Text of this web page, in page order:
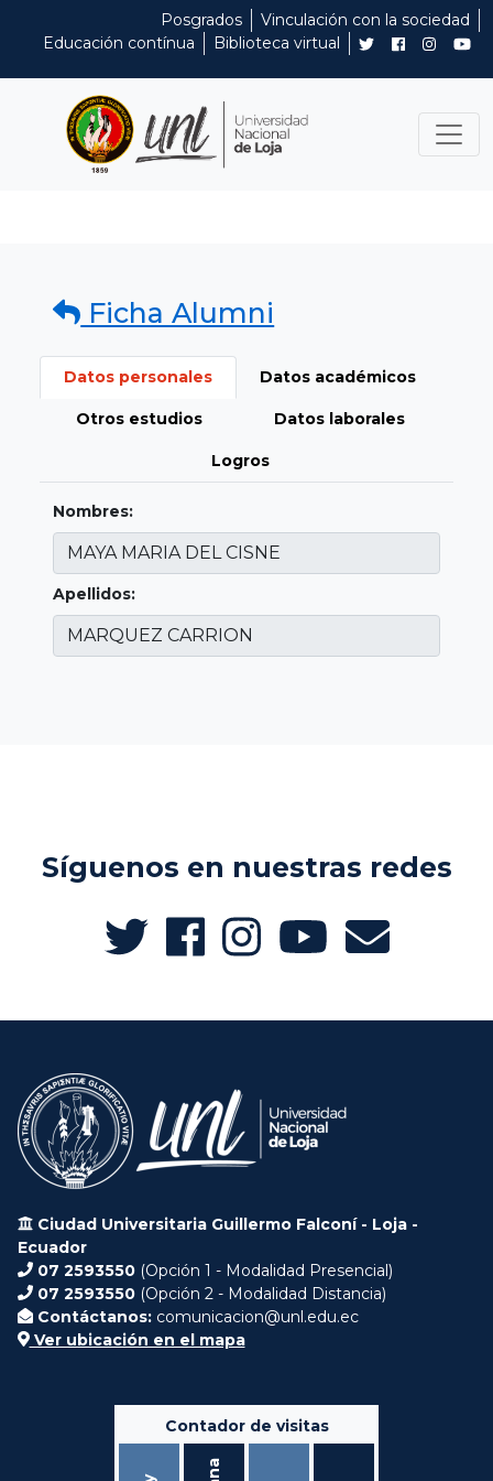
Posgrados
Vinculación con la sociedad
Educación contínua
Biblioteca virtual
Ficha Alumni
Datos personales Datos académicos
Otros estudios Datos laborales
Logros
Nombres:
Apellidos:
Síguenos en nuestras redes
Ciudad Universitaria Guillermo Falconí - Loja -
Ecuador
07 2593550 (Opción 1 - Modalidad Presencial)
07 2593550 (Opción 2 - Modalidad Distancia)
Contáctanos: comunicacion@unl.edu.ec
Ver ubicación en el mapa
Contador de visitas